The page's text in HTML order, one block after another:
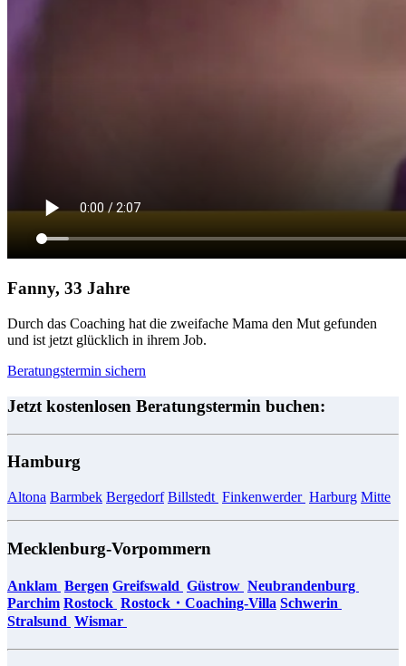
Fanny, 33 Jahre
Durch das Coaching hat die zweifache Mama den Mut gefunden
und ist jetzt glücklich in ihrem Job.
Beratungstermin sichern
Jetzt kostenlosen Beratungstermin buchen:
Hamburg
Altona Barmbek Bergedorf Billstedt Finkenwerder Harburg Mitte
Mecklenburg-Vorpommern
Anklam Bergen Greifswald Güstrow Neubrandenburg
Parchim Rostock Rostock・Coaching-Villa Schwerin
Stralsund Wismar